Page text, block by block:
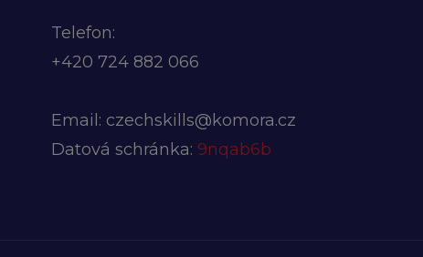
Telefon:
+420 724 882 066
Email: czechskills@komora.cz
Datová schránka: 9nqab6b